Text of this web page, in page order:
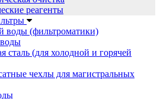
реагенты
воды (фильтроматики)
сталь (для холодной и горячей
чехлы для магистральных